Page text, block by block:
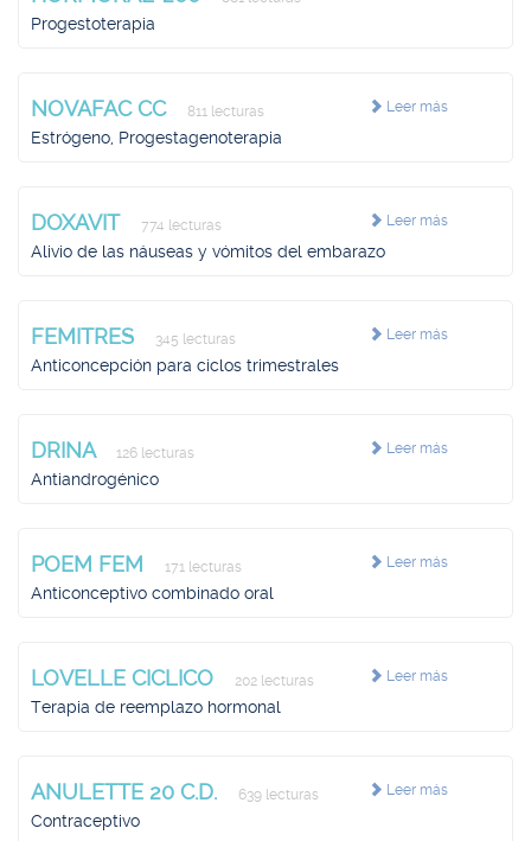
Progestoterapia
Leer más
NOVAFAC CC 811 lecturas
Estrógeno, Progestagenoterapia
Leer más
DOXAVIT 774 lecturas
Alivio de las náuseas y vómitos del embarazo
Leer más
FEMITRES 345 lecturas
Anticoncepción para ciclos trimestrales
Leer más
DRINA 126 lecturas
Antiandrogénico
Leer más
POEM FEM 171 lecturas
Anticonceptivo combinado oral
Leer más
LOVELLE CICLICO 202 lecturas
Terapia de reemplazo hormonal
Leer más
ANULETTE 20 C.D. 639 lecturas
Contraceptivo